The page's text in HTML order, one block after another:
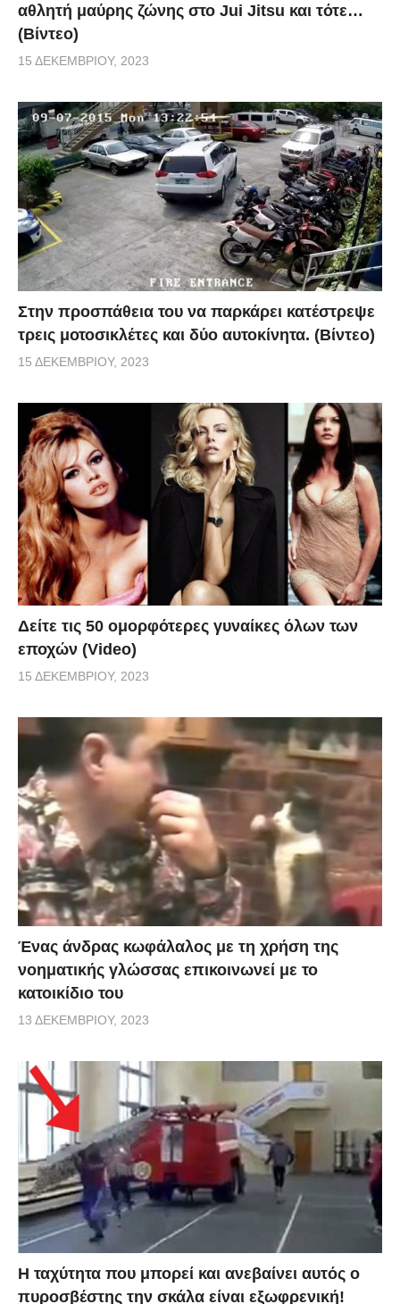
αθλητή μαύρης ζώνης στο Jui Jitsu και τότε…
(Βίντεο)
15 ΔΕΚΕΜΒΡΊΟΥ, 2023
Στην προσπάθεια του να παρκάρει κατέστρεψε
τρεις μοτοσικλέτες και δύο αυτοκίνητα. (Βίντεο)
15 ΔΕΚΕΜΒΡΊΟΥ, 2023
Δείτε τις 50 ομορφότερες γυναίκες όλων των
εποχών (Video)
15 ΔΕΚΕΜΒΡΊΟΥ, 2023
Ένας άνδρας κωφάλαλος με τη χρήση της
νοηματικής γλώσσας επικοινωνεί με το
κατοικίδιο του
13 ΔΕΚΕΜΒΡΊΟΥ, 2023
Η ταχύτητα που μπορεί και ανεβαίνει αυτός ο
πυροσβέστης την σκάλα είναι εξωφρενική!